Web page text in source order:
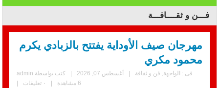
فـــن و ثقــــافـــة
مهرجان صيف الأوداية يفتتح بالزبادي يكرم
محمود مكري
كتب بواسطة admin أغسطس 07, 2026 فى : الواجهة, فن و ثقافة
٠ تعليقات 6 مشاهدة